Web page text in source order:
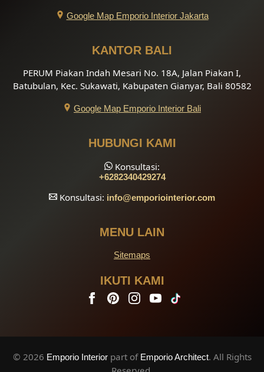
Google Map Emporio Interior Jakarta
KANTOR BALI
PERUM Piakan Indah Mesari No. 18A, Jalan Piakan I,
Batubulan, Kec. Sukawati, Kabupaten Gianyar, Bali 80582
Google Map Emporio Interior Bali
HUBUNGI KAMI
Konsultasi:
+6282340429274
Konsultasi: info@emporiointerior.com
MENU LAIN
Sitemaps
IKUTI KAMI
© 2026 Emporio Interiorpart of Emporio Architect. All Rights